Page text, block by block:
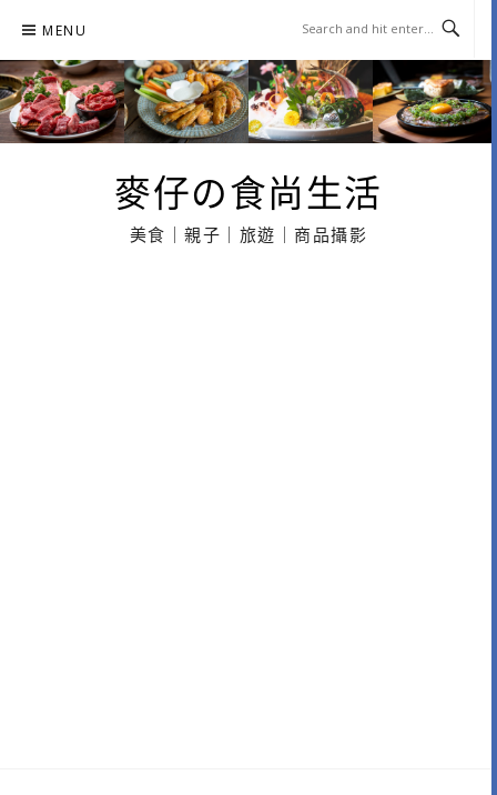
content
MENU
麥仔の食尚生活
美食｜親子｜旅遊｜商品攝影